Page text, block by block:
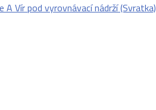
Vír pod vyrovnávací nádrží (Svratka)